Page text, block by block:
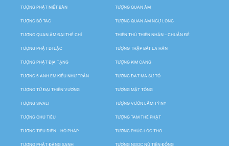
TƯỢNG PHẬT NIẾT BÀN TƯỢNG QUAN ÂM
TƯỢNG BỒ TÁC TƯỢNG QUAN ÂM NGỰ LONG
TƯỢNG QUAN ÂM ĐẠI THẾ CHÍ THIÊN THỦ THIÊN NHÃN – CHUẨN ĐỀ
TƯỢNG PHẬT DI LẶC TƯỢNG THẬP BÁT LA HÁN
TƯỢNG PHẬT ĐỊA TẠNG TƯỢNG KIM CANG
TƯỢNG 5 ANH EM KIỀU NHƯ TRẦN TƯỢNG ĐẠT MA SƯ TỔ
TƯỢNG TỨ ĐẠI THIÊN VƯƠNG TƯỢNG MẬT TÔNG
TƯỢNG SIVALI TƯỢNG VƯỜN LÂM TỲ NY
TƯỢNG CHÚ TIỂU TƯỢNG TAM THẾ PHẬT
TƯỢNG TIÊU DIỆN – HỘ PHÁP TƯỢNG PHÚC LỘC THỌ
TƯỢNG PHẬT ĐẢNG SANH TƯỢNG NGỌC NỮ TIÊN ĐỒNG